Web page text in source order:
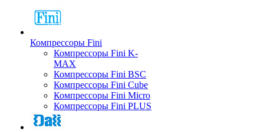
Компрессоры Fini
Компрессоры Fini K-
MAX
Компрессоры Fini BSC
Компрессоры Fini Cube
Компрессоры Fini Micro
Компрессоры Fini PLUS